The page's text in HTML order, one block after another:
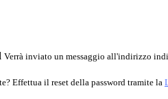
Verrà inviato un messaggio all'indirizzo
Effettua il reset della password tramite la